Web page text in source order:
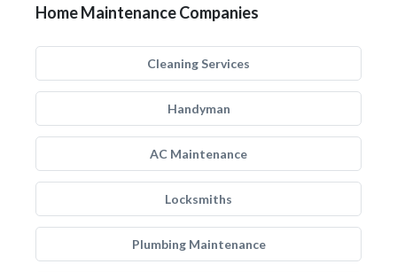
Home Maintenance Companies
Cleaning Services
Handyman
AC Maintenance
Locksmiths
Plumbing Maintenance